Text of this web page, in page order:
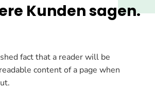
Kunden sagen.
fact that a reader will be
content of a page when